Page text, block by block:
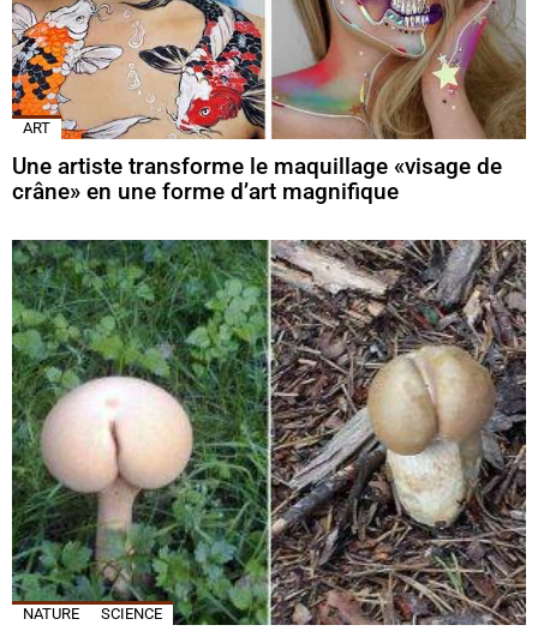
ART
Une artiste transforme le maquillage «visage de
crâne» en une forme d’art magnifique
NATURE SCIENCE